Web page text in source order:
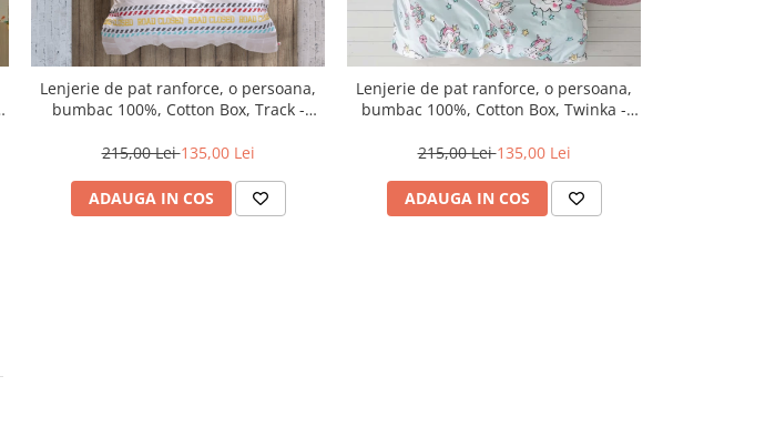
Lenjerie de pat ranforce, o persoana,
bumbac 100%, Cotton Box, Track -
215,00 Lei135,00 Lei
ADAUGA IN COS
Lenjerie de pat ranforce, o persoana,
bumbac 100%, Cotton Box, Twinka -
215,00 Lei135,00 Lei
ADAUGA IN COS